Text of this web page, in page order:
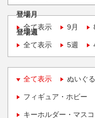
登場月
全て表示
9月
登場週
全て表示
5週
全て表示 ぬいぐ
フィギュア・ホビー
キーホルダー・マス